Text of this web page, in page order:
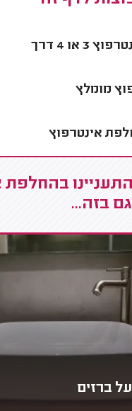
או 4 דרך
מומלץ
אינטרפוץ
בהחלפת
גם בזה...
ברזים